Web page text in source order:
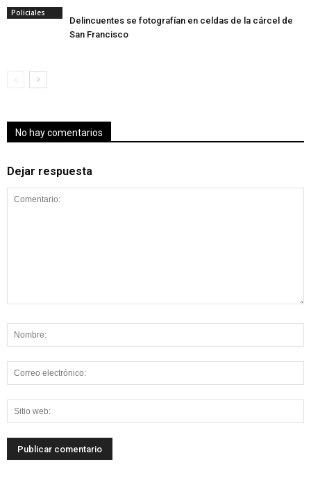
Policiales
Delincuentes se fotografían en celdas de la cárcel de
San Francisco
No hay comentarios
Dejar respuesta